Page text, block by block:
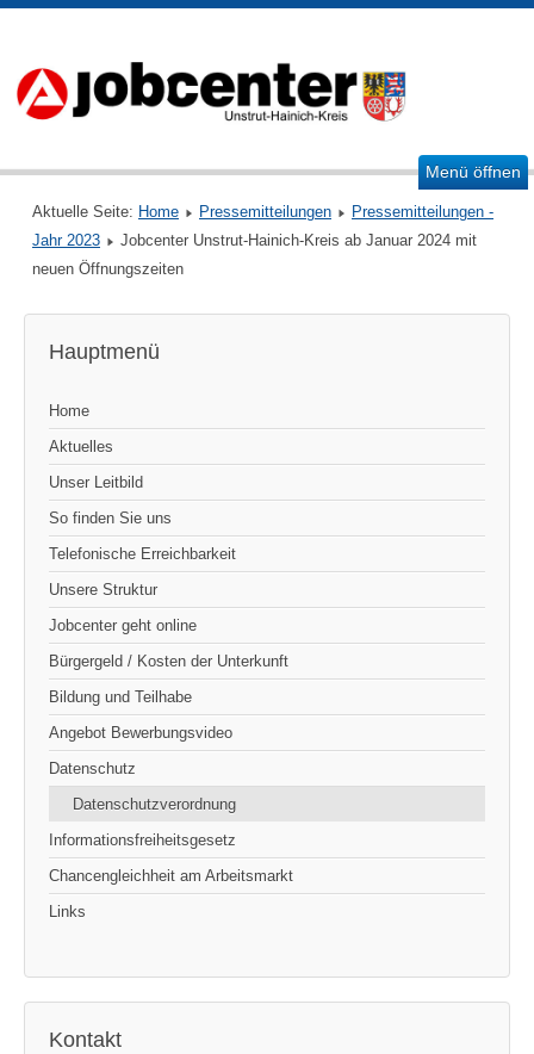
Menü öffnen
Aktuelle Seite: Home Pressemitteilungen
Pressemitteilungen -
Jahr 2023
Jobcenter Unstrut-Hainich-Kreis ab Januar 2024 mit
neuen Öffnungszeiten
Hauptmenü
Home
Aktuelles
Unser Leitbild
So finden Sie uns
Telefonische Erreichbarkeit
Unsere Struktur
Jobcenter geht online
Bürgergeld / Kosten der Unterkunft
Bildung und Teilhabe
Angebot Bewerbungsvideo
Datenschutz
Datenschutzverordnung
Informationsfreiheitsgesetz
Chancengleichheit am Arbeitsmarkt
Links
Kontakt